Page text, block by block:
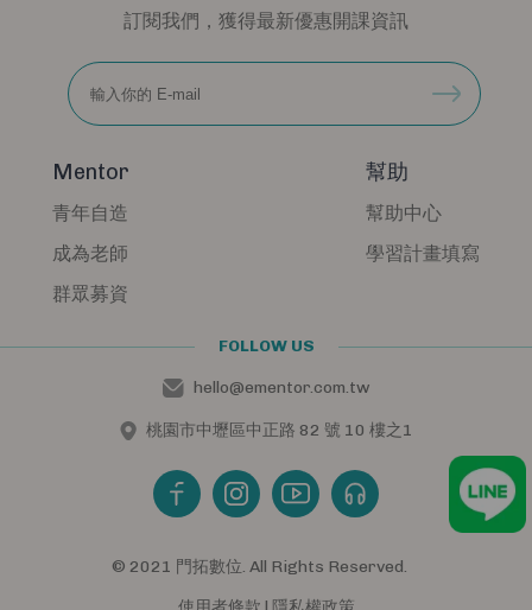
訂閱我們，獲得最新優惠開課資訊
Mentor
青年自造
成為老師
群眾募資
幫助
幫助中心
學習計畫填寫
FOLLOW US
hello@ementor.com.tw
桃園市中壢區中正路 82 號 10 樓之1
© 2021 門拓數位. All Rights Reserved.